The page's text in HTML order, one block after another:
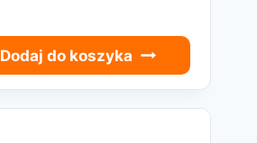
Dodaj do koszyka